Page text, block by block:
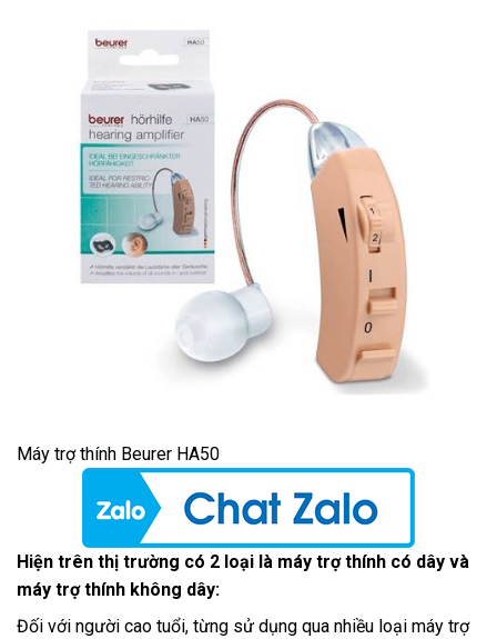
Máy trợ thính Beurer HA50
Hiện trên thị trường có 2 loại l à máy trợ thính có dây và
máy trợ thính không dây:
Đối với người cao tuổi, từng sử dụng qua nhiều loại máy trợ